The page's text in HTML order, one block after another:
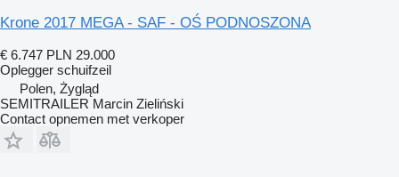
Krone 2017 MEGA - SAF - OŚ PODNOSZONA
€ 6.747 PLN 29.000
Oplegger schuifzeil
Polen, Żygląd
SEMITRAILER Marcin Zieliński
Contact opnemen met verkoper